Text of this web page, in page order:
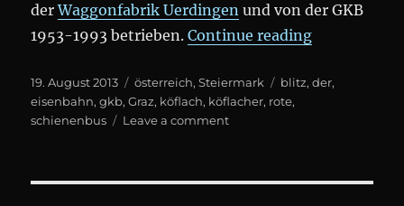
derWaggonfabrik Uerdingen und von der GKB
1953-1993 betrieben.Continue reading„Der Rote
Posted
on
19. August 2013 Categories
österreich,Steiermark Tags
blitz,der,
eisenbahn,gkb,Graz, köflach, köflacher, rote,
schienenbus
Leave a commenton